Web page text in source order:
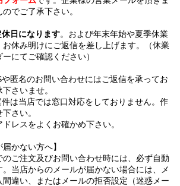
でご了承下さい。
休日になります。および年末年始や夏季休業
休み明けにご返信を差し上げます。（休業
にてご確認ください）
匿名のお問い合わせにはご返信を承ってお
さいませ。
は当店では窓口対応をしておりません。作
さい。
レスをよくお確かめ下さい。
かない方へ】
ご注文及びお問い合わせ時には、必ず自動
当店からのメールが届かない場合には、メ
違い、またはメールの拒否設定（迷惑メー